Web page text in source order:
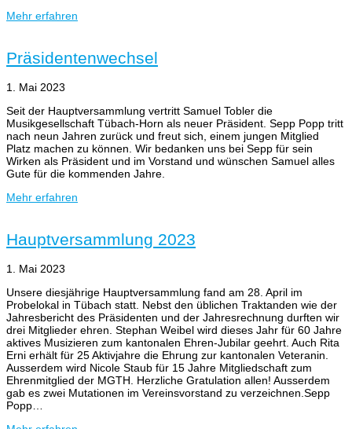
Mehr erfahren
Präsidentenwechsel
1. Mai 2023
Seit der Hauptversammlung vertritt Samuel Tobler die
Musikgesellschaft Tübach-Horn als neuer Präsident. Sepp Popp tritt
nach neun Jahren zurück und freut sich, einem jungen Mitglied
Platz machen zu können. Wir bedanken uns bei Sepp für sein
Wirken als Präsident und im Vorstand und wünschen Samuel alles
Gute für die kommenden Jahre.
Mehr erfahren
Hauptversammlung 2023
1. Mai 2023
Unsere diesjährige Hauptversammlung fand am 28. April im
Probelokal in Tübach statt. Nebst den üblichen Traktanden wie der
Jahresbericht des Präsidenten und der Jahresrechnung durften wir
drei Mitglieder ehren. Stephan Weibel wird dieses Jahr für 60 Jahre
aktives Musizieren zum kantonalen Ehren-Jubilar geehrt. Auch Rita
Erni erhält für 25 Aktivjahre die Ehrung zur kantonalen Veteranin.
Ausserdem wird Nicole Staub für 15 Jahre Mitgliedschaft zum
Ehrenmitglied der MGTH. Herzliche Gratulation allen! Ausserdem
gab es zwei Mutationen im Vereinsvorstand zu verzeichnen.Sepp
Popp…